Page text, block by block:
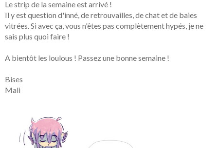
Le strip de la semaine est arrivé !
Il y est question d'inné, de retrouvailles, de chat et de baies
vitrées. Si avec ça, vous n'êtes pas complètement hypés, je ne
sais plus quoi faire !
A bientôt les loulous ! Passez une bonne semaine !
Bises
Mali